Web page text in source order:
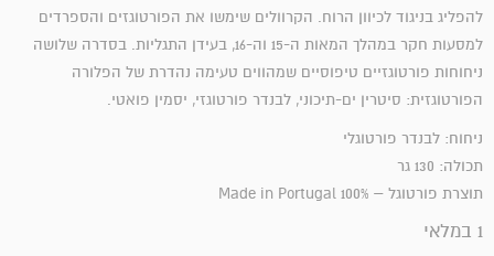
להפליג בניגוד לכיוון הרוח. הקרוולים שימשו את הפורטוגזים והספרדים
למסעות חקר במהלך המאות ה-15 וה-16, בעידן התגליות. בסדרה שלושה
ניחוחות פורטוגזיים טיפוסיים שמהווים טעימה נהדרת של הפלורה
הפורטוגזית: סיטרין ים-תיכוני, לבנדר פורטוגזי, יסמין פואטי.
ניחוח: לבנדר פורטוגלי
תכולה: 130 גר
תוצרת פורטוגל – 100% Made in Portugal
1 במלאי